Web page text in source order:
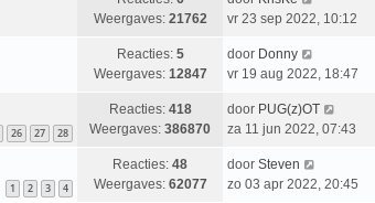
h
c
h
e
b
e
c
h
s
e
b
e
c
h
Weergaves: 21762
a
t
s
e
b
e
vr 23 sep 2022, 10:12
Reacties: 5
Weergaves: 12847
L
a
t
s
e
b
door Donny
vr 19 aug 2022, 18:47
26 27 28
Reacties: 418
Weergaves: 386870
L
a
t
s
door PUG(z)OT
za 11 jun 2022, 07:43
1 2 3 4
Reacties: 48
Weergaves: 62077
L
a
door Steven
zo 03 apr 2022, 20:45